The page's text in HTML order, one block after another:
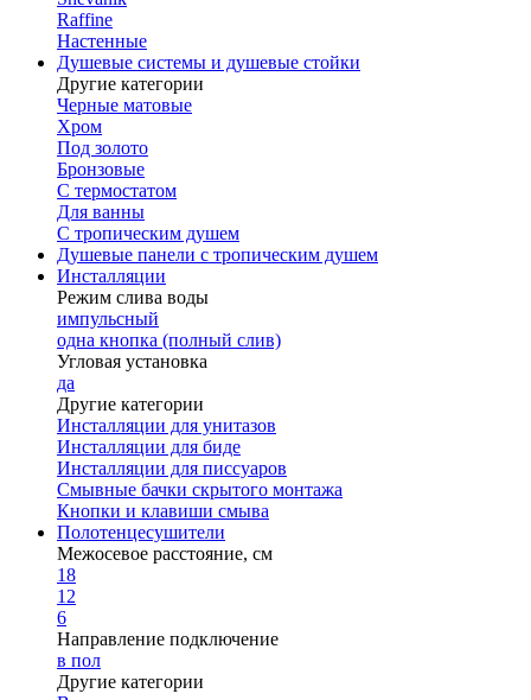
Raffine
Настенные
Душевые системы и душевые стойки
Другие категории
Черные матовые
Хром
Под золото
Бронзовые
С термостатом
Для ванны
С тропическим душем
Душевые панели с тропическим душем
Инсталляции
Режим слива воды
импульсный
одна кнопка (полный слив)
Угловая установка
да
Другие категории
Инсталляции для унитазов
Инсталляции для биде
Инсталляции для писсуаров
Смывные бачки скрытого монтажа
Кнопки и клавиши смыва
Полотенцесушители
Межосевое расстояние, см
18
12
6
Направление подключение
в пол
Другие категории